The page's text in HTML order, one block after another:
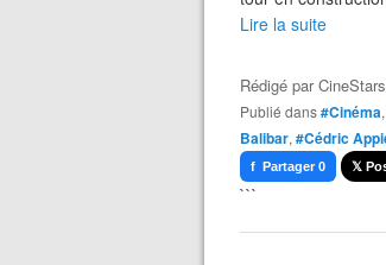
Lire la suite
Rédigé par
Publié dans#Cinéma,
Balibar, #Cédric
f Partager 0 𝕏
```